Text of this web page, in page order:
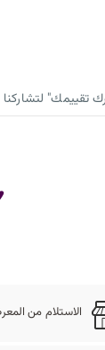
لتشاركنا
الاستلام من